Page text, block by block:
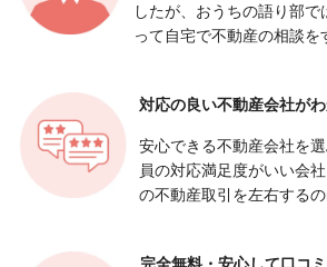
したが、おうちの語り部
って自宅で不動産の相談を
対応の良い不動産会社がわ
安心できる不動産会社を
員の対応満足度がいい会
の不動産取引を左右するの